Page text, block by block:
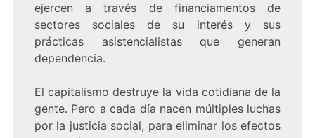
ejercen a través de financiamentos de
sectores sociales de su interés y sus
prácticas asistencialistas que generan
dependencia.
El capitalismo destruye la vida cotidiana de la
gente. Pero a cada día nacen múltiples luchas
por la justicia social, para eliminar los efectos